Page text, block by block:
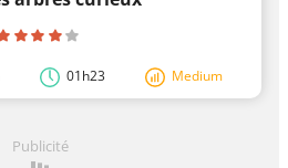
01h23 Medium
Publicité